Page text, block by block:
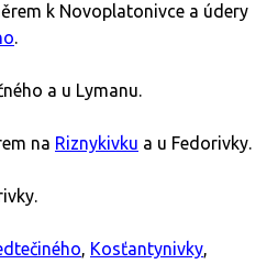
k Novoplatonivce a údery
.
a u Lymanu.
na Riznykivku a u Fedorivky.
, Kosťantynivky,